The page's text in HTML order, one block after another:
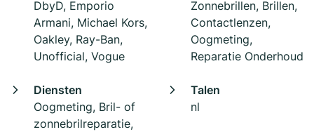
DbyD, Emporio
Armani, Michael Kors,
Oakley, Ray-Ban,
Unofficial, Vogue
Zonnebrillen, Brillen,
Contactlenzen,
Oogmeting,
Reparatie Onderhoud
Diensten
Oogmeting, Bril- of
zonnebrilreparatie,
Talen
nl